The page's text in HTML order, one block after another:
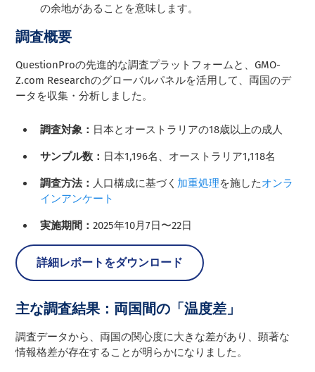
の余地があることを意味します。
調査概要
QuestionProの先進的な調査プラットフォームと、GMO-
Z.com Researchのグローバルパネルを活用して、両国のデ
ータを収集・分析しました。
調査対象： 日本とオーストラリアの18歳以上の成人
サンプル数： 日本1,196名、オーストラリア1,118名
調査方法： 人口構成に基づく 加重処理を施したオンラ
インアンケート
実施期間：2025年10月7日〜22日
詳細レポートをダウンロード
主な調査結果：両国間の「温度差」
調査データから、両国の関心度に大きな差があり、顕著な
情報格差が存在することが明らかになりました。